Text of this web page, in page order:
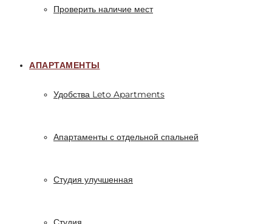
Проверить наличие мест
АПАРТАМЕНТЫ
Удобства Leto Apartments
Апартаменты с отдельной спальней
Студия улучшенная